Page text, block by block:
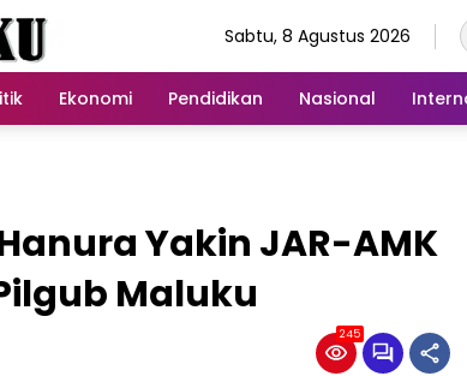
Sabtu, 8 Agustus 2026
Ekonomi Pendidikan Nasional
Yakin JAR-AMK
Maluku
245